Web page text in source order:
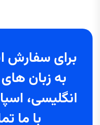
برای سفارش
به زبان
انگلیسی،
با ما